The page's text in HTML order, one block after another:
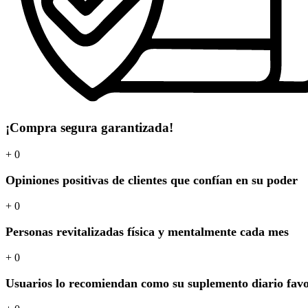
¡Compra segura garantizada!
+ 0
Opiniones positivas de clientes que confían en su poder
+ 0
Personas revitalizadas física y mentalmente cada mes
+ 0
Usuarios lo recomiendan como su suplemento diario